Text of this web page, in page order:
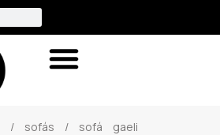
/ sofás / sofá gaeli